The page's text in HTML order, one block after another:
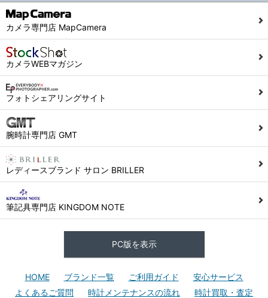
カメラ専門店 MapCamera
カメラWEBマガジン
フォトシェアリングサイト
腕時計専門店 GMT
レディースブランド サロン BRILLER
筆記具専門店 KINGDOM NOTE
PC版を表示
HOME ブランド一覧 ご利用ガイド
安心サービス
よくあるご質問
時計メンテナンスの流れ 時計買取・査定